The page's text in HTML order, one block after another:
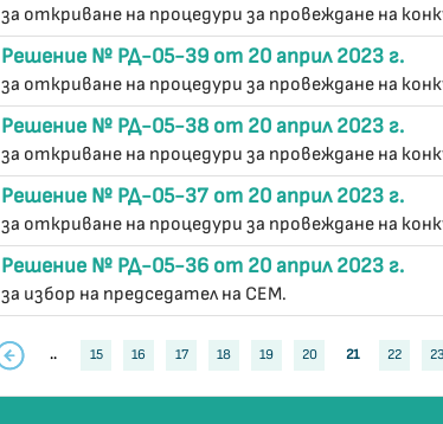
за откриване на процедури за провеждане на
Решение № РД-05-39 от 20 април 2023 г.
за откриване на процедури за провеждане на
Решение № РД-05-38 от 20 април 2023 г.
за откриване на процедури за провеждане на
Решение № РД-05-37 от 20 април 2023 г.
за откриване на процедури за провеждане на
Решение № РД-05-36 от 20 април 2023 г.
за избор на председател на СЕМ.
.. 15 16 17 18 19 20 21 22 23